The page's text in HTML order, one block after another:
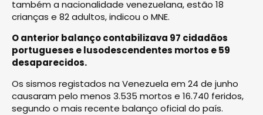
também a nacionalidade venezuelana, estão 18
crianças e 82 adultos, indicou o MNE.
O anterior balanço contabilizava 97 cidadãos
portugueses e lusodescendentes mortos e 59
desaparecidos.
Os sismos registados na Venezuela em 24 de junho
causaram pelo menos 3.535 mortos e 16.740 feridos,
segundo o mais recente balanço oficial do país.